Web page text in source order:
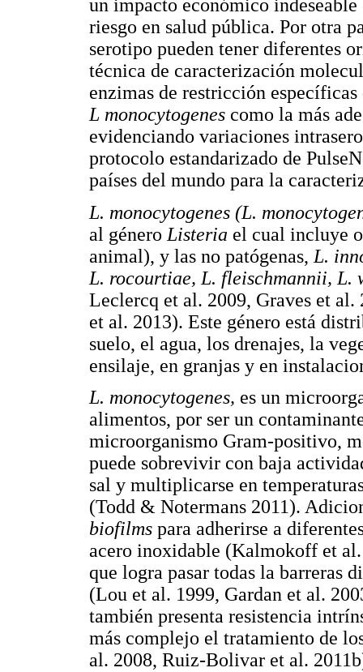
un impacto económico
riesgo en salud pública. Por otra
serotipo pueden tener diferentes
técnica de caracterización
enzimas de restricción
L monocytogenes como la más
evidenciando variaciones
protocolo estandarizado de
países del mundo para la
L. monocytogenes (L.
al género Listeria el cual incluye
animal), y las no patógenas, L.
L. rocourtiae, L. fleischmannii, L.
Leclercq et al. 2009, Graves et
et al. 2013). Este género está
suelo, el agua, los drenajes, la
ensilaje, en granjas y en
L. monocytogenes, es un
alimentos, por ser un
microorganismo Gram-positivo,
puede sobrevivir con baja
sal y multiplicarse en
(Todd & Notermans 2011).
biofilms para adherirse a
acero inoxidable (Kalmokoff et
que logra pasar todas la barreras
(Lou et al. 1999, Gardan et al.
también presenta resistencia
más complejo el tratamiento de
al. 2008, Ruiz-Bolivar et al.